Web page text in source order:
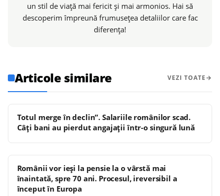
un stil de viață mai fericit și mai armonios. Hai să
descoperim împreună frumusețea detaliilor care fac
diferența!
Articole similare VEZI TOATE
Totul merge în declin”. Salariile românilor scad.
Câți bani au pierdut angajații într-o singură lună
Românii vor ieși la pensie la o vârstă mai
înaintată, spre 70 ani. Procesul, ireversibil a
început în Europa